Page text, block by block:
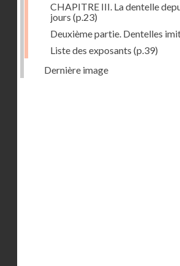
CHAPITRE III. La dentelle
jours (p.23)
Deuxième partie. Dentelles
Liste des exposants (p.39)
Dernière image